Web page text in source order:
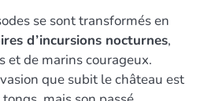
se sont transformés en
d’incursions nocturnes,
et de marins courageux.
que subit le château est